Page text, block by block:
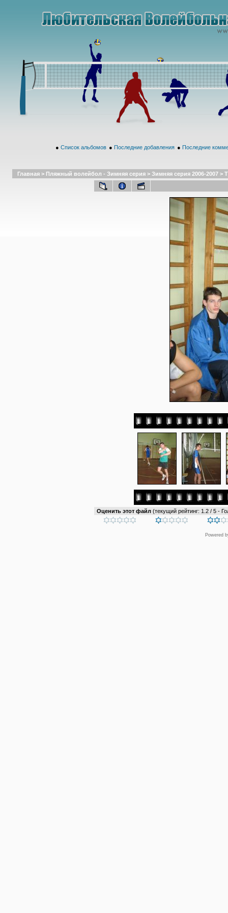
● Список альбомов ● Последние добавления ● Последние
Главная > Пляжный волейбол - Зимняя серия > Зимняя серия 2006-2007 >
Оценить этот файл (текущий рейтинг: 1.2 / 5 -
Powered